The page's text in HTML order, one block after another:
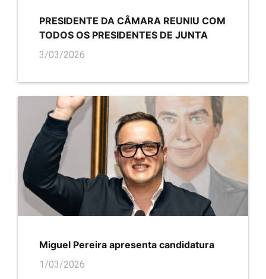
PRESIDENTE DA CÂMARA REUNIU COM
TODOS OS PRESIDENTES DE JUNTA
3/03/2026
Miguel Pereira apresenta candidatura
1/03/2026